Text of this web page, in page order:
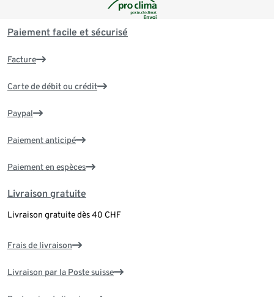
Paiement facile et sécurisé
Facture
Carte de débit ou crédit
Paypal
Paiement anticipé
Paiement en espèces
Livraison gratuite
Livraison gratuite dès 40 CHF
Frais de livraison
Livraison par la Poste suisse